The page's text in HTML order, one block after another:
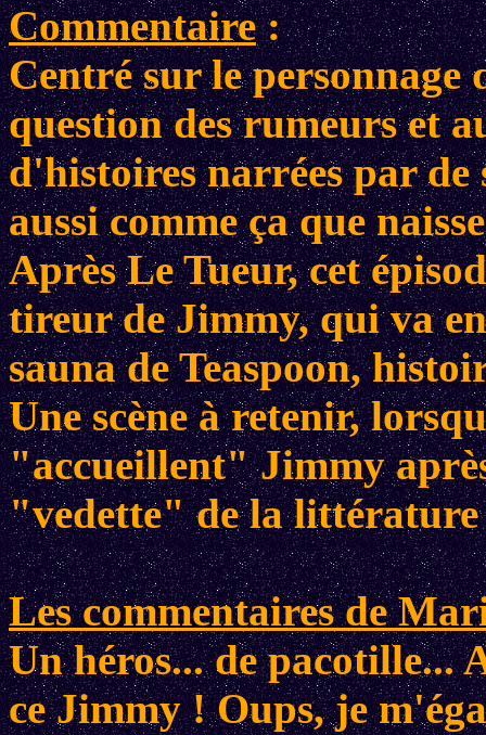
Commentaire:
Centré sur le personnage
question des rumeurs et
d'histoires narrées par
aussi comme ça que
Après Le Tueur, cet
tireur de Jimmy, qui va
sauna de Teaspoon,
Une scène à retenir,
"accueillent" Jimmy
"vedette" de la
Les commentaires de
Un héros... de pacotille...
ce Jimmy ! Oups, je